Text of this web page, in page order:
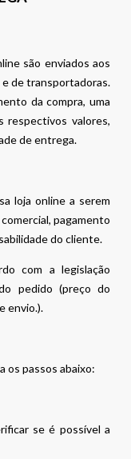
são enviados aos
de transportadoras.
da compra, uma
respectivos valores,
de entrega.
loja online a serem
pagamento
do cliente.
com a legislação
pedido (preço do
envio.).
os passos abaixo:
se é possível a